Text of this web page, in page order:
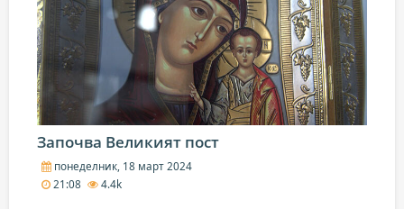
Започва Великият пост
понеделник, 18 март 2024
21:08
4.4k